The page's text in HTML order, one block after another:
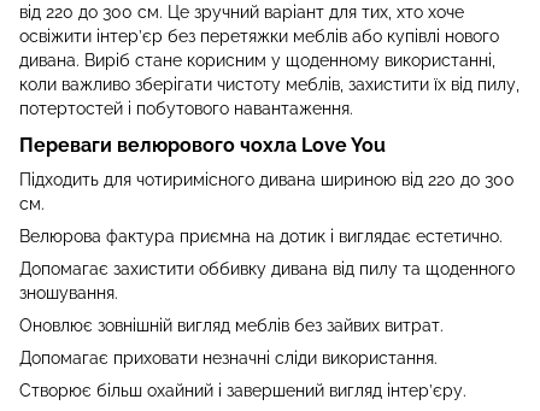
від 220 до 300 см. Це зручний варіант для тих, хто хоче
освіжити інтер’єр без перетяжки меблів або купівлі нового
дивана. Виріб стане корисним у щоденному використанні,
коли важливо зберігати чистоту меблів, захистити їх від пилу,
потертостей і побутового навантаження.
Переваги велюрового чохла Love You
Підходить для чотиримісного дивана шириною від 220 до 300
см.
Велюрова фактура приємна на дотик і виглядає естетично.
Допомагає захистити оббивку дивана від пилу та щоденного
зношування.
Оновлює зовнішній вигляд меблів без зайвих витрат.
Допомагає приховати незначні сліди використання.
Створює більш охайний і завершений вигляд інтер’єру.